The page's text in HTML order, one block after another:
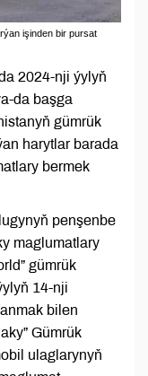
işinden bir pursat
2024-nji ýylyň
da başga
gümrük
harytlar barada
bermek
penşenbe
maglumatlary
gümrük
14-nji
bilen
Gümrük
ulaglarynyň